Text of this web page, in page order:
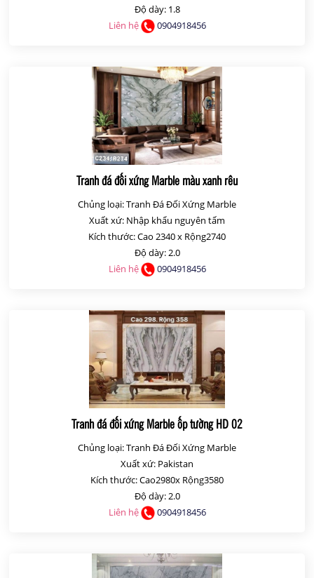
Độ dày: 1.8
Liên hệ
0904918456
Tranh đá đối xứng Marble màu xanh rêu
Chủng loại: Tranh Đá Đối Xứng Marble
Xuất xứ: Nhập khẩu nguyên tấm
Kích thước: Cao 2340 x Rộng2740
Độ dày: 2.0
Liên hệ
0904918456
Tranh đá đối xứng Marble ốp tường HD 02
Chủng loại: Tranh Đá Đối Xứng Marble
Xuất xứ: Pakistan
Kích thước: Cao2980x Rộng3580
Độ dày: 2.0
Liên hệ
0904918456